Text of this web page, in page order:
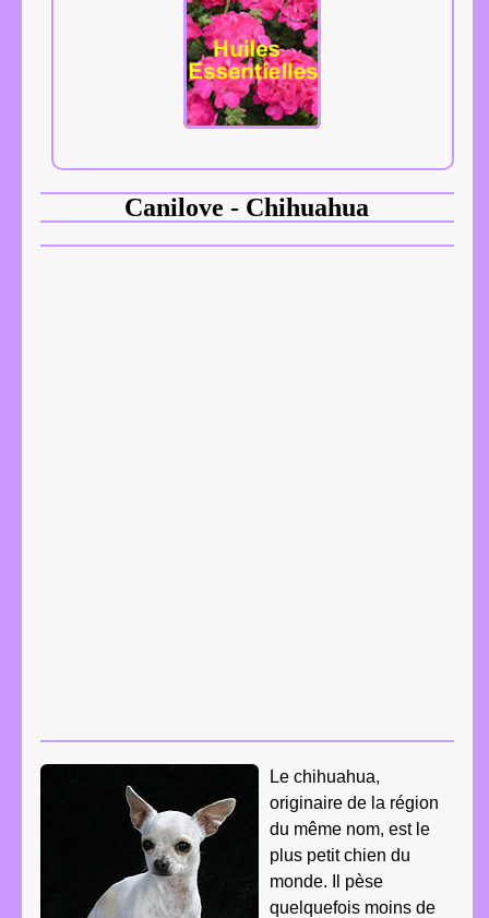
Canilove - Chihuahua
Le chihuahua,
originaire de la région
du même nom, est le
plus petit chien du
monde. Il pèse
quelquefois moins de